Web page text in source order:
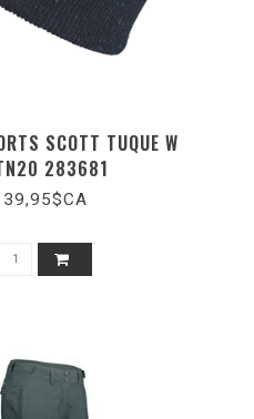
SCOTT TUQUE W
283681
39,95$CA